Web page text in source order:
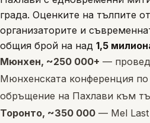
града. Оценките на тълпите
организаторите и
общия брой на над 1,5
Мюнхен, ~250 000+ —
Мюнхенската конференция по
обръщение на Пахлави към
Торонто, ~350 000 — Mel